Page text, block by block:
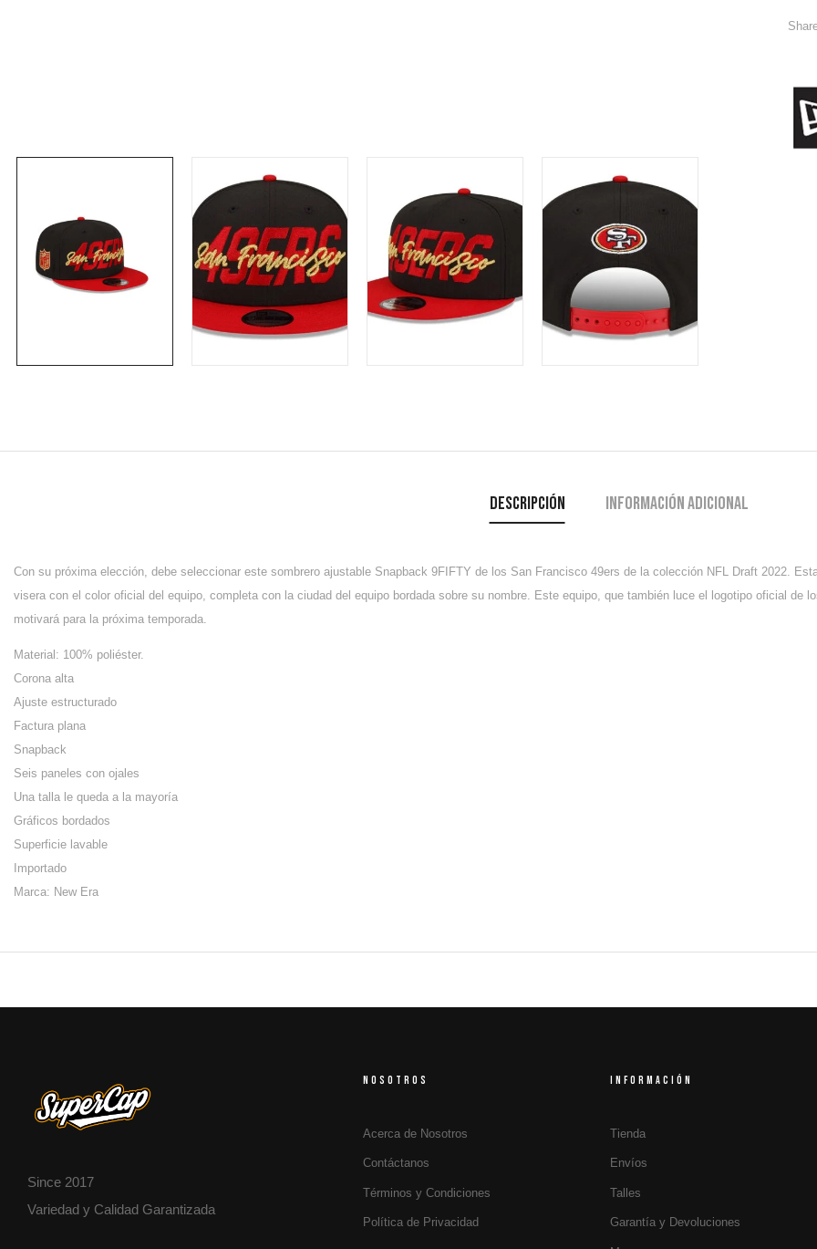
Descripción Información adicional
Con su próxima elección, debe seleccionar este sombrero ajustable Snapback 9FIFTY de los San Francisco 49ers de la colección NFL Draft 2022.
visera con el color oficial del equipo, completa con la ciudad del equipo bordada sobre su nombre. Este equipo, que también luce el logotipo oficial de
motivará para la próxima temporada.
Material: 100% poliéster.
Corona alta
Ajuste estructurado
Factura plana
Snapback
Seis paneles con ojales
Una talla le queda a la mayoría
Gráficos bordados
Superficie lavable
Importado
Marca: New Era
Since 2017
Variedad y Calidad Garantizada
NOSOTROS
Acerca de Nosotros
Contáctanos
Términos y Condiciones
Política de Privacidad
INFORMACIÓN
Tienda
Envíos
Talles
Garantía y Devoluciones